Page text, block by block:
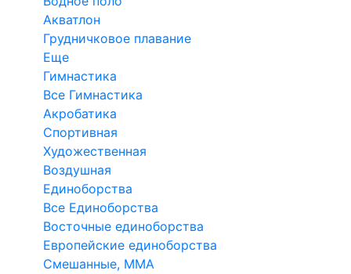
Акватлон
Грудничковое плавание
Еще
Гимнастика
Все Гимнастика
Акробатика
Спортивная
Художественная
Воздушная
Единоборства
Все Единоборства
Восточные единоборства
Европейские единоборства
Смешанные, ММА